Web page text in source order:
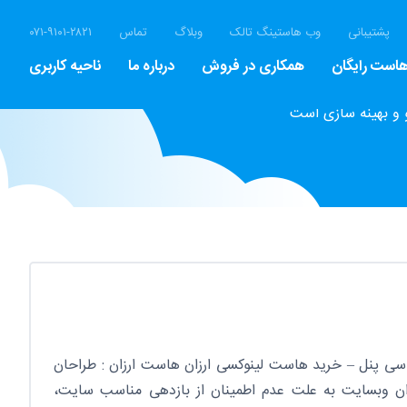
ناحیه کاربری درباره ما همکاری در فروش رایگان
۰۷۱-۹۱۰۱-۲۸۲۱ تماس وبلاگ وب هاستینگ تالک پشتیبانی
و بهینه سازی است
پنل – خرید هاست لینوکسی ارزان هاست ارزان : طراحان
وبسایت به علت عدم اطمینان از بازدهی مناسب سایت،